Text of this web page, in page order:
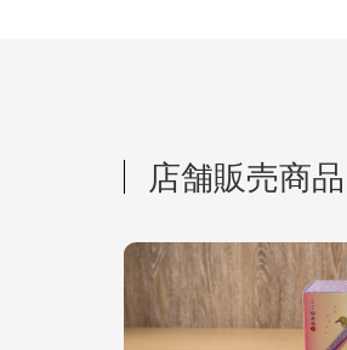
店舗販売商品